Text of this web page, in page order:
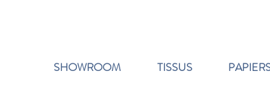
SHOWROOM TISSUS